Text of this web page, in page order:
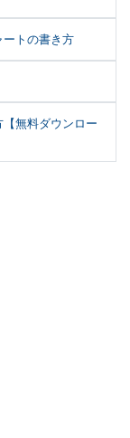
ートの書き方
無料ダウンロー